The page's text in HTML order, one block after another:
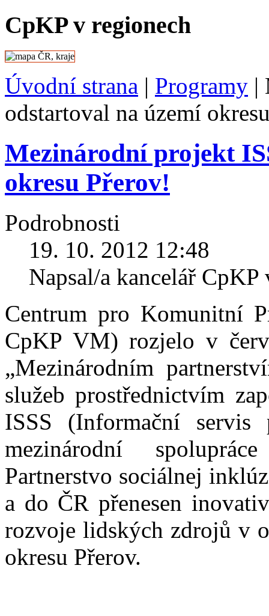
CpKP v regionech
Úvodní strana | Programy |
odstartoval na území
Mezinárodní projekt
okresu Přerov!
Podrobnosti
19. 10. 2012 12:48
Napsal/a kancelář
Centrum pro Komunitní
CpKP VM) rozjelo v
„Mezinárodním
služeb prostřednictvím
ISSS (Informační
mezinárodní
Partnerstvo sociálnej
a do ČR přenesen
rozvoje lidských zdrojů v
okresu Přerov.